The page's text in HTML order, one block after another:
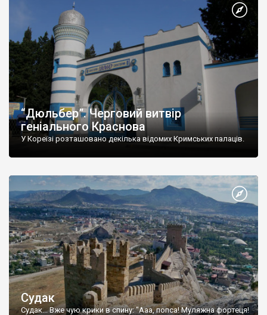
“Дюльбер”. Черговий витвір
геніального Краснова
У Кореїзі розташовано декілька відомих Кримських палаців.
Судак
Судак... Вже чую крики в спину: "Ааа, попса! Муляжна фортеця!